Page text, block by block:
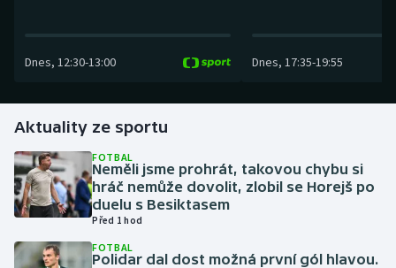
Florbal
Golf
Gymnastika
Házená
Dnes, 12:30-13:00 Dnes, 17:35-19:55
Aktuality ze sportu
FOTBAL
Neměli jsme prohrát, takovou chybu si
hráč nemůže dovolit, zlobil se Horejš po
duelu s Besiktasem
Před 1 hod
FOTBAL
Polidar dal dost možná první gól hlavou.